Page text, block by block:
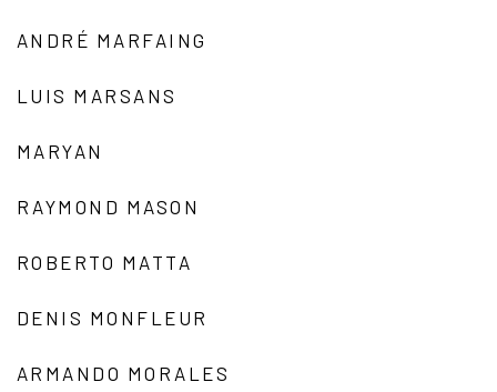
ANDRÉ MARFAING
LUIS MARSANS
MARYAN
RAYMOND MASON
ROBERTO MATTA
DENIS MONFLEUR
ARMANDO MORALES